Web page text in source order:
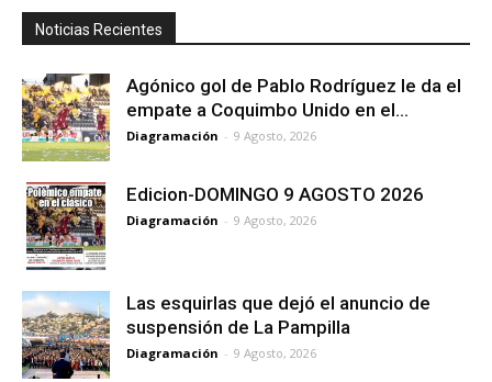
Noticias Recientes
Agónico gol de Pablo Rodríguez le da el
empate a Coquimbo Unido en el...
Diagramación - 9 Agosto, 2026
Edicion-DOMINGO 9 AGOSTO 2026
Diagramación - 9 Agosto, 2026
Las esquirlas que dejó el anuncio de
suspensión de La Pampilla
Diagramación - 9 Agosto, 2026